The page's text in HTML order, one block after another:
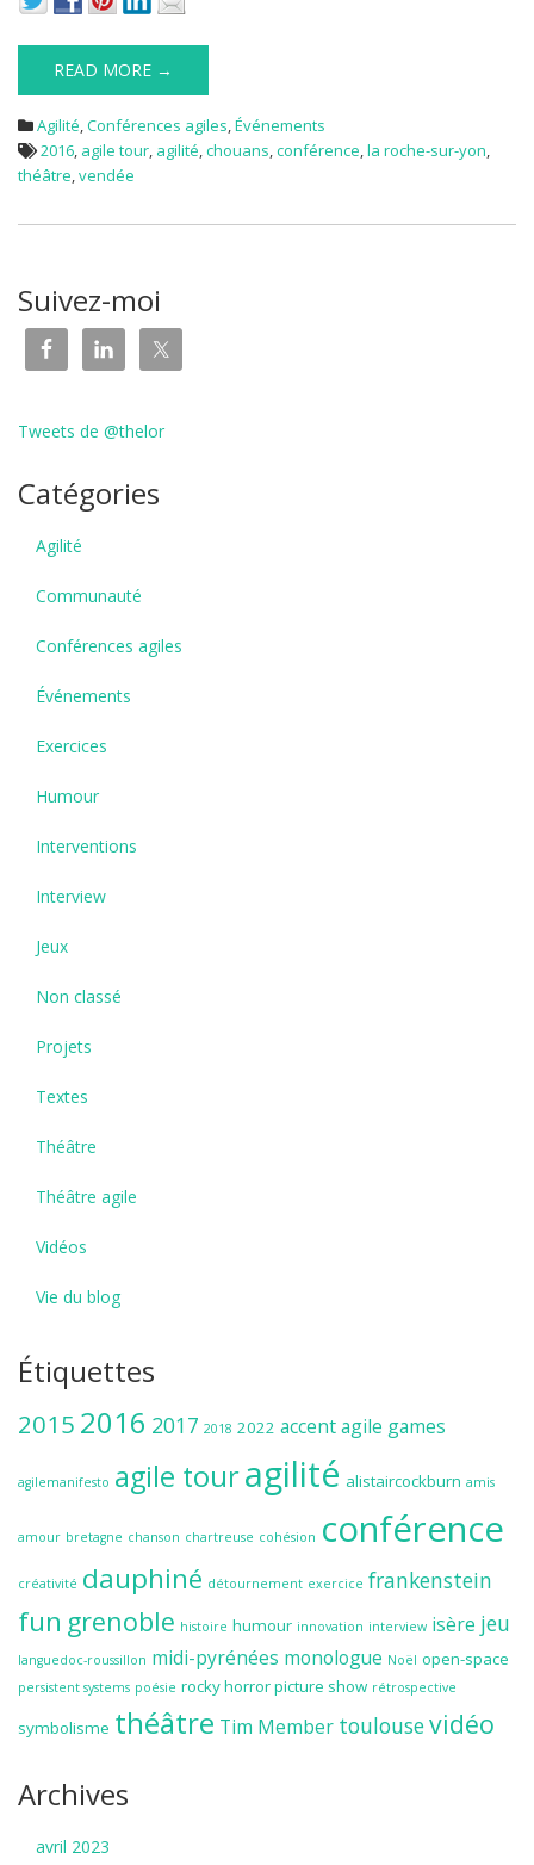
READ MORE →
Agilité,Conférences agiles,Événements
2016, agile tour, agilité,chouans,conférence,la roche-sur-yon,
théâtre,vendée
Suivez-moi
Tweets de @thelor
Catégories
Agilité
Communauté
Conférences agiles
Événements
Exercices
Humour
Interventions
Interview
Jeux
Non classé
Projets
Textes
Théâtre
Théâtre agile
Vidéos
Vie du blog
Étiquettes
2015 2016 2017 2018 2022 accentagile games
agilemanifesto agile touragilité alistaircockburn amis
amour bretagne chanson chartreuse cohésion conférence
créativité dauphiné détournement exercice frankenstein
fun grenoble histoire humour innovation interview isère jeu
languedoc-roussillon midi-pyrénées monologue Noël open-space
persistent systems poésie rocky horror picture show rétrospective
symbolisme théâtre Tim Member toulousevidéo
Archives
avril 2023